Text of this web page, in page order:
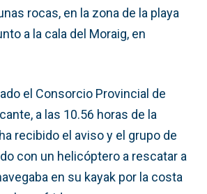
rocas, en la zona de la playa
a la cala del Moraig, en
el Consorcio Provincial de
a las 10.56 horas de la
recibido el aviso y el grupo de
con un helicóptero a rescatar a
en su kayak por la costa